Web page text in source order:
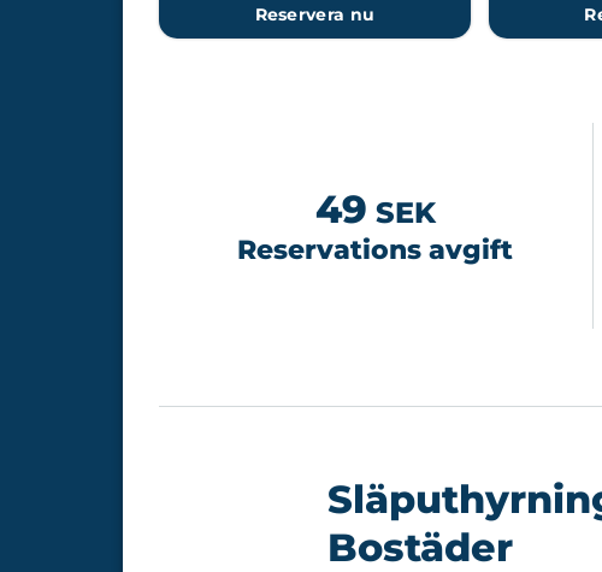
Reservera nu
49 SEK
Reservations avgift
Bostäder